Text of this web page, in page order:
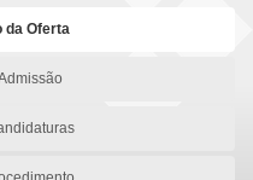
da Oferta